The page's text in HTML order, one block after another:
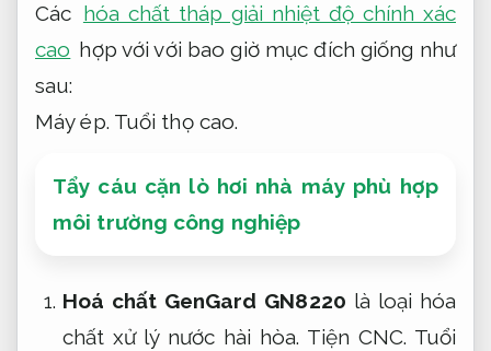
Các hóa chất tháp giải nhiệt độ chính xác
cao hợp với với bao giờ mục đích giống như
sau:
Máy ép. Tuổi thọ cao.
Tẩy cáu cặn lò hơi nhà máy phù hợp
môi trường công nghiệp
Hoá chất GenGard GN8220 là loại hóa
chất xử lý nước hài hòa. Tiện CNC. Tuổi